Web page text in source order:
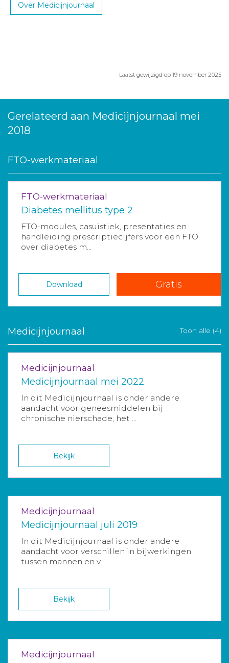
Over Medicijnjournaal
Laatst gewijzigd op 19 november 2025
Gerelateerd aan Medicijnjournaal mei
2018
FTO-werkmateriaal
FTO-werkmateriaal
Diabetes mellitus type 2
FTO-modules, casuïstiek, presentaties en
handleiding prescriptiecijfers voor een FTO
over diabetes m...
Download Gratis
Medicijnjournaal Toon alle (4)
Medicijnjournaal
Medicijnjournaal mei 2022
In dit Medicijnjournaal is onder andere
aandacht voor geneesmiddelen bij
chronische nierschade, het ...
Bekijk
Medicijnjournaal
Medicijnjournaal juli 2019
In dit Medicijnjournaal is onder andere
aandacht voor verschillen in bijwerkingen
tussen mannen en v...
Bekijk
Medicijnjournaal